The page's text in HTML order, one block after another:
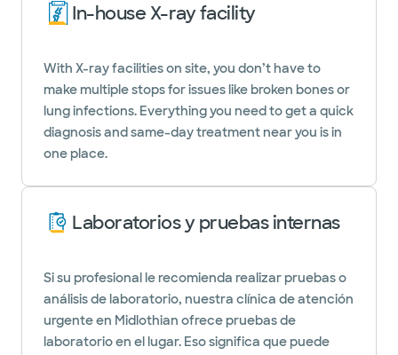
In-house X-ray facility
With X-ray facilities on site, you don’t have to
make multiple stops for issues like broken bones or
lung infections. Everything you need to get a quick
diagnosis and same-day treatment near you is in
one place.
Laboratorios y pruebas internas
Si su profesional le recomienda realizar pruebas o
análisis de laboratorio, nuestra clínica de atención
urgente en Midlothian ofrece pruebas de
laboratorio en el lugar. Eso significa que puede